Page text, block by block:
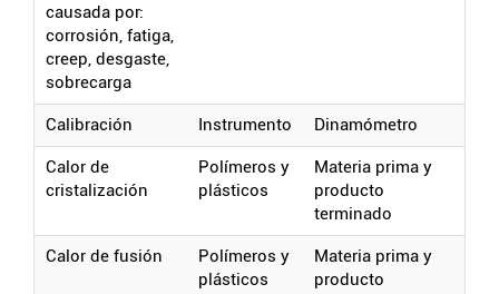
causada por:
corrosión, fatiga,
creep, desgaste,
sobrecarga
calibración instrumento dinamómetro
calor de
cristalización
polímeros y
plásticos
materia prima y
producto
terminado
calor de fusión
polímeros y
plásticos
materia prima y
producto